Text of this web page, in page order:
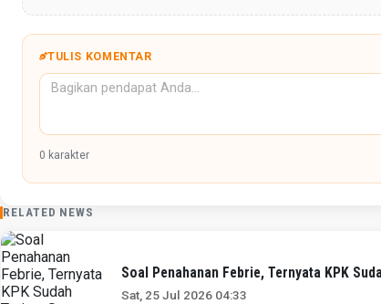
TULIS KOMENTAR
0 karakter
RELATED NEWS
Soal Penahanan Febrie, Ternyata KPK
Sat, 25 Jul 2026 04:33